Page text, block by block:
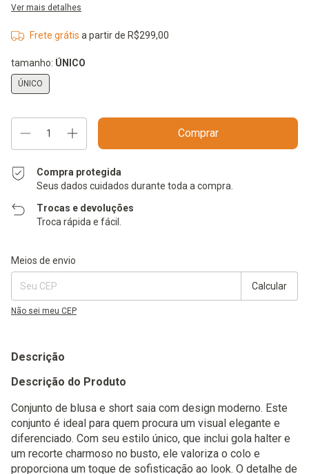
Ver mais detalhes
Frete grátis a partir de R$299,00
tamanho: ÚNICO
ÚNICO
Compra protegida
Seus dados cuidados durante toda a compra.
Trocas e devoluções
Troca rápida e fácil.
Entregas para o CEP:
Meios de envio
Calcular
Não sei meu CEP
Descrição
Descrição do Produto
Conjunto de blusa e short saia com design moderno. Este
conjunto é ideal para quem procura um visual elegante e
diferenciado. Com seu estilo único, que inclui gola halter e
um recorte charmoso no busto, ele valoriza o colo e
proporciona um toque de sofisticação ao look. O detalhe de